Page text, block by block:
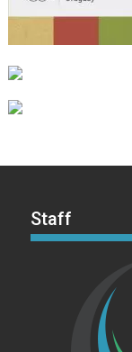
Staff